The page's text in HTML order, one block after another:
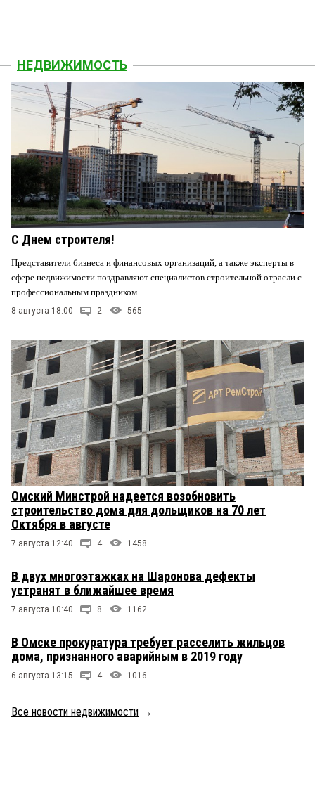
НЕДВИЖИМОСТЬ
С Днем строителя!
Представители бизнеса и финансовых организаций, а также эксперты в
сфере недвижимости поздравляют специалистов строительной отрасли с
профессиональным праздником.
8 августа 18:00 2 565
Омский Минстрой надеется возобновить
строительство дома для дольщиков на 70 лет
Октября в августе
7 августа 12:40 4 1458
В двух многоэтажках на Шаронова дефекты
устранят в ближайшее время
7 августа 10:40 8 1162
В Омске прокуратура требует расселить жильцов
дома, признанного аварийным в 2019 году
6 августа 13:15 4 1016
Все новости недвижимости →